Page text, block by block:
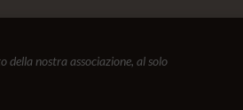
nostra associazione, al solo